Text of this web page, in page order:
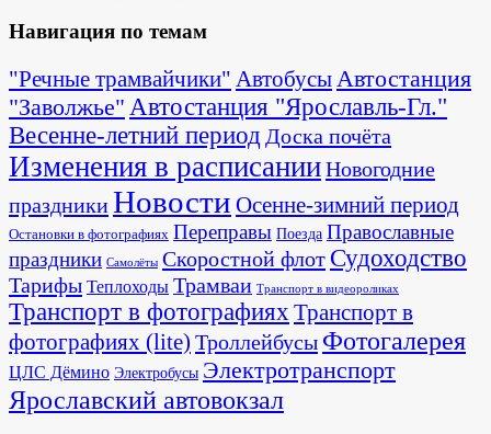
Навигация по темам
"Речные трамвайчики" АвтобусыАвтостанция
"Заволжье" Автостанция "Ярославль-Гл."
Весенне-летний период Доска почёта
Изменения в расписанииНовогодние
праздникиНовости Осенне-зимний период
Остановки в фотографиях Переправы Поезда Православные
праздники Самолёты Скоростной флот Судоходство
Тарифы Теплоходы Трамваи Транспорт в видеороликах
Транспорт в фотографияхТранспорт в
фотографиях (lite) Троллейбусы Фотогалерея
ЦЛС Дёмино Электробусы Электротранспорт
Ярославский автовокзал